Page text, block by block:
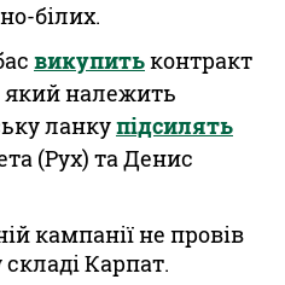
білих.
викупитьконтракт
який належить
ланкупідсилять
(Рух) та Денис
кампанії не провів
Карпат.